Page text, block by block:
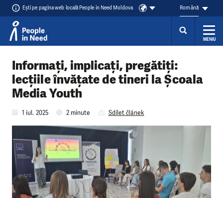
Ești pe pagina web locală People in Need Moldova Română
MENIU
Informați, implicați, pregătiți:
lecțiile învățate de tineri la Școala
Media Youth
1 iul. 2025 2 minute Sdílet článek